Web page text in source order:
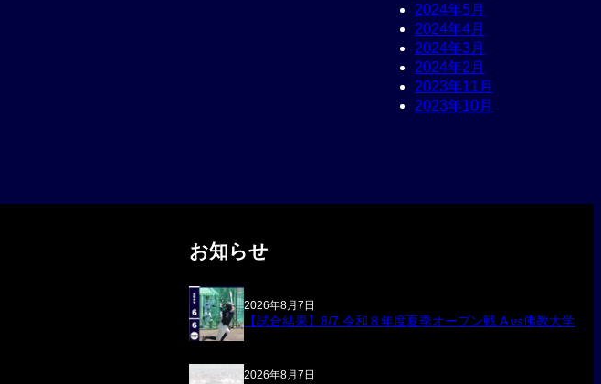
2024年5月
2024年4月
2024年3月
2024年2月
2023年11月
2023年10月
お知らせ
2026年8月7日
【試合結果】8/7 令和８年度夏季オープン戦 A vs佛教大学
2026年8月7日